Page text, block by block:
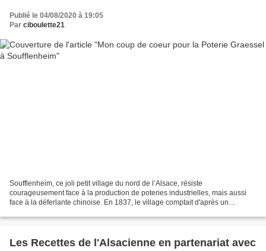
Publié le 04/08/2020 à 19:05
Par ciboulette21
Soufflenheim, ce joli petit village du nord de l’Alsace, résiste
courageusement face à la production de poteries industrielles, mais aussi
face à la déferlante chinoise. En 1837, le village comptait d'après un
Les Recettes de l'Alsacienne en partenariat avec